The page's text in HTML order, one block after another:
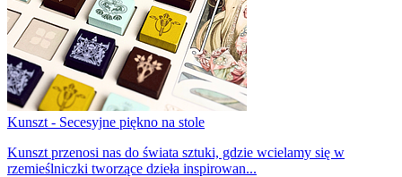
Kunszt - Secesyjne piękno na stole
Kunszt przenosi nas do świata sztuki, gdzie wcielamy się w
rzemieślniczki tworzące dzieła inspirowan...